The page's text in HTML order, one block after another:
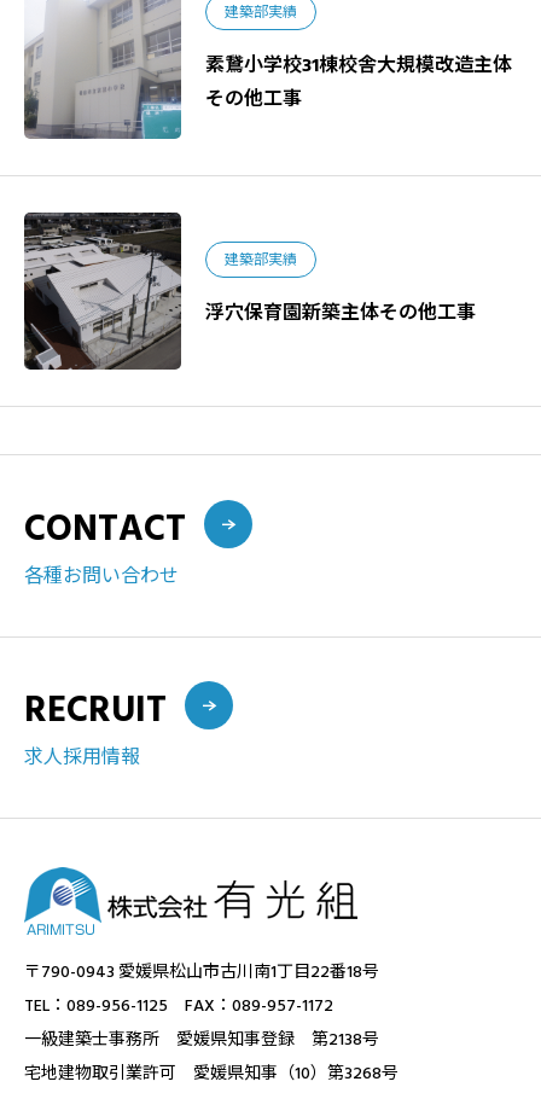
建築部実績
素鵞小学校31棟校舎大規模改造主体
その他工事
建築部実績
浮穴保育園新築主体その他工事
CONTACT
各種お問い合わせ
RECRUIT
求人採用情報
〒790-0943 愛媛県松山市古川南1丁目22番18号
TEL：089-956-1125 FAX：089-957-1172
一級建築士事務所 愛媛県知事登録 第2138号
宅地建物取引業許可 愛媛県知事（10）第3268号